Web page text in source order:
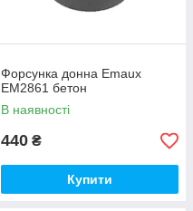
Форсунка донна Emaux
EM2861 бетон
В наявності
440 ₴
Купити